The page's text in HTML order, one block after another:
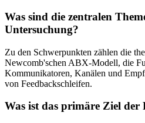
Was sind die zentralen
Untersuchung?
Zu den Schwerpunkten zählen die
Newcomb'schen ABX-Modell, die
Kommunikatoren, Kanälen und
von Feedbackschleifen.
Was ist das primäre Ziel der